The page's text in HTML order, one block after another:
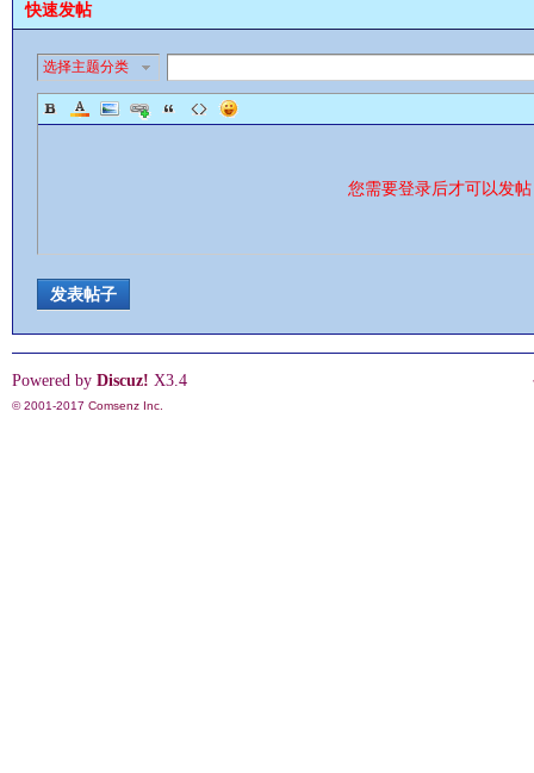
快速发帖
选择主题分类
您需要登录后才可以发
发表帖子
Powered by Discuz! X3.4
© 2001-2017 Comsenz Inc.